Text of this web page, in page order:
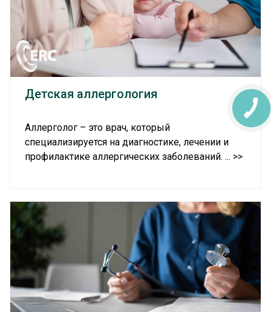
Детская аллергология
Аллерголог – это врач, который
специализируется на диагностике, лечении и
профилактике аллергических заболеваний. ... >>
КНОПКА
ЗВ'ЯЗКУ